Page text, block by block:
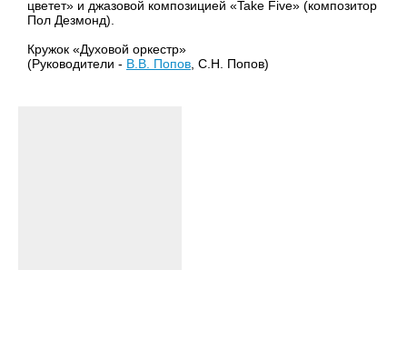
цветет» и джазовой композицией «Take Five» (композитор
Пол Дезмонд).
Кружок «Духовой оркестр»
(Руководители - В.В. Попов, С.Н. Попов)